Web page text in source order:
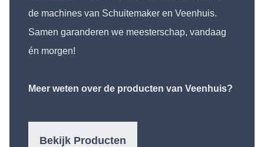
de machines van Schuitemaker en Veenhuis.
Samen garanderen we meesterschap, vandaag
én morgen!
Meer weten over de producten van Veenhuis?
Bekijk Producten